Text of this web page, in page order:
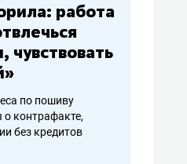
работа
чувствовать
по пошиву
контрафакте,
без кредитов